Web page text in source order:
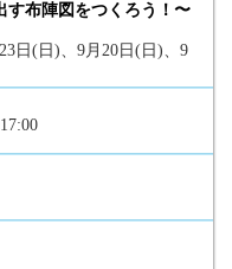
す布陣図をつくろう！〜
日(日)、9月20日(日)、9